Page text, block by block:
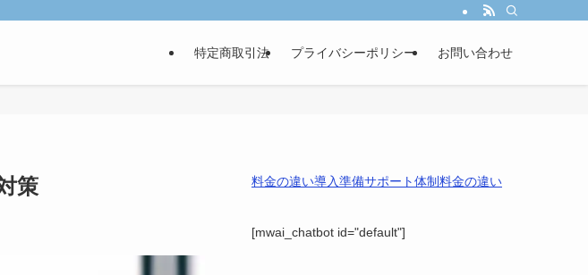
深い見込み客だけを狙い撃ちし、あなたの事業成長を戦略的パートナーとして伴走サポートします。
特定商取引法 プライバシーポリシー お問い合わせ
策 料金の違い導入準備サポート体制料金の違い
[mwai_chatbot id="default"]